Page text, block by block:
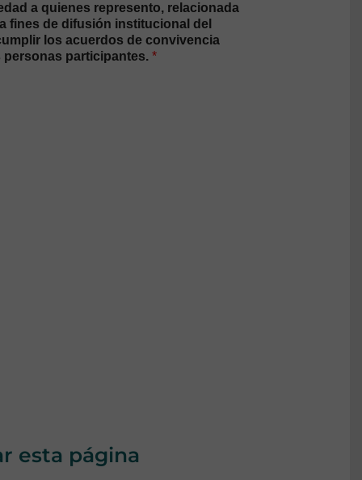
a quienes represento, relacionada
fines de difusión institucional del
los acuerdos de convivencia
participantes. *
esta página